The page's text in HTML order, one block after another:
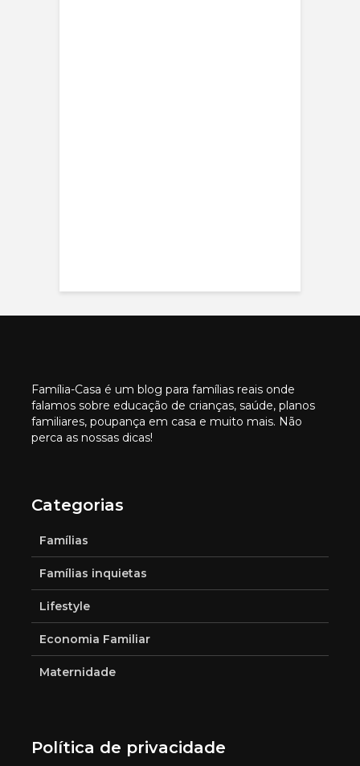
Família-Casa é um blog para famílias reais onde
falamos sobre educação de crianças, saúde, planos
familiares, poupança em casa e muito mais. Não
perca as nossas dicas!
Categorias
Famílias
Famílias inquietas
Lifestyle
Economia Familiar
Maternidade
Política de privacidade